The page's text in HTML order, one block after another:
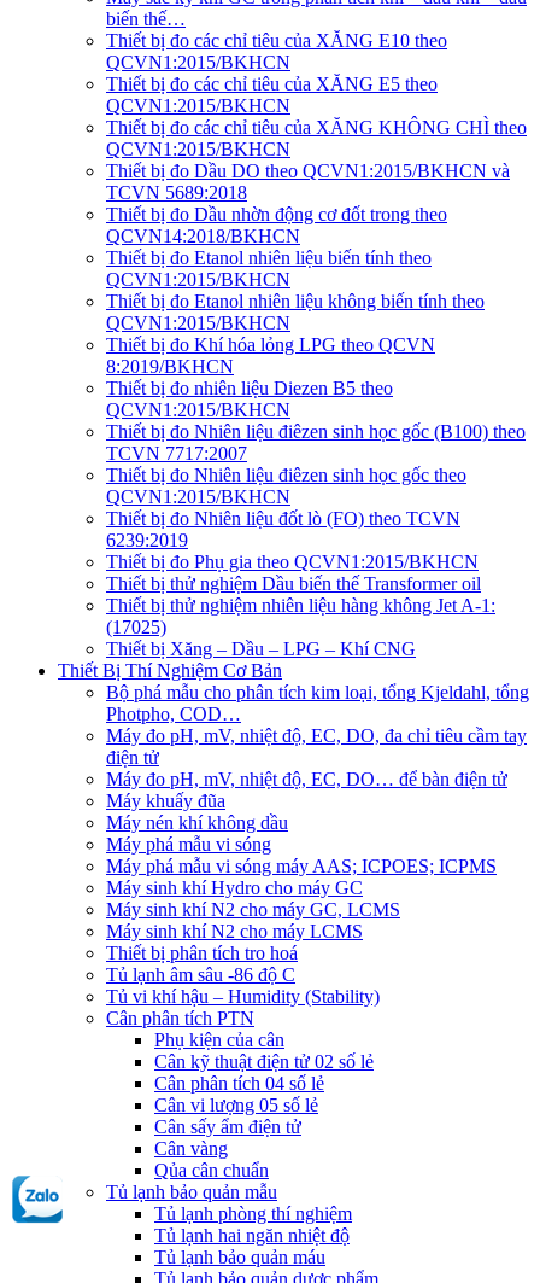
biến thế…
Thiết bị đo các chỉ tiêu của XĂNG E10 theo
QCVN1:2015/BKHCN
Thiết bị đo các chỉ tiêu của XĂNG E5 theo
QCVN1:2015/BKHCN
Thiết bị đo các chỉ tiêu của XĂNG KHÔNG CHÌ theo
QCVN1:2015/BKHCN
Thiết bị đo Dầu DO theo QCVN1:2015/BKHCN và
TCVN 5689:2018
Thiết bị đo Dầu nhờn động cơ đốt trong theo
QCVN14:2018/BKHCN
Thiết bị đo Etanol nhiên liệu biến tính theo
QCVN1:2015/BKHCN
Thiết bị đo Etanol nhiên liệu không biến tính theo
QCVN1:2015/BKHCN
Thiết bị đo Khí hóa lỏng LPG theo QCVN
8:2019/BKHCN
Thiết bị đo nhiên liệu Diezen B5 theo
QCVN1:2015/BKHCN
Thiết bị đo Nhiên liệu điêzen sinh học gốc (B100) theo
TCVN 7717:2007
Thiết bị đo Nhiên liệu điêzen sinh học gốc theo
QCVN1:2015/BKHCN
Thiết bị đo Nhiên liệu đốt lò (FO) theo TCVN
6239:2019
Thiết bị đo Phụ gia theo QCVN1:2015/BKHCN
Thiết bị thử nghiệm Dầu biến thế Transformer oil
Thiết bị thử nghiệm nhiên liệu hàng không Jet A-1:
(17025)
Thiết bị Xăng – Dầu – LPG – Khí CNG
Thiết Bị Thí Nghiệm Cơ Bản
Bộ phá mẫu cho phân tích kim loại, tổng Kjeldahl, tổng
Photpho, COD…
Máy đo pH, mV, nhiệt độ, EC, DO, đa chỉ tiêu cầm tay
điện tử
Máy đo pH, mV, nhiệt độ, EC, DO… để bàn điện tử
Máy khuấy đũa
Máy nén khí không dầu
Máy phá mẫu vi sóng
Máy phá mẫu vi sóng máy AAS; ICPOES; ICPMS
Máy sinh khí Hydro cho máy GC
Máy sinh khí N2 cho máy GC, LCMS
Máy sinh khí N2 cho máy LCMS
Thiết bị phân tích tro hoá
Tủ lạnh âm sâu -86 độ C
Tủ vi khí hậu – Humidity (Stability)
Cân phân tích PTN
Phụ kiện của cân
Cân kỹ thuật điện tử 02 số lẻ
Cân phân tích 04 số lẻ
Cân vi lượng 05 số lẻ
Cân sấy ẩm điện tử
Cân vàng
Qủa cân chuẩn
Tủ lạnh bảo quản mẫu
Tủ lạnh phòng thí nghiệm
Tủ lạnh hai ngăn nhiệt độ
Tủ lạnh bảo quản máu